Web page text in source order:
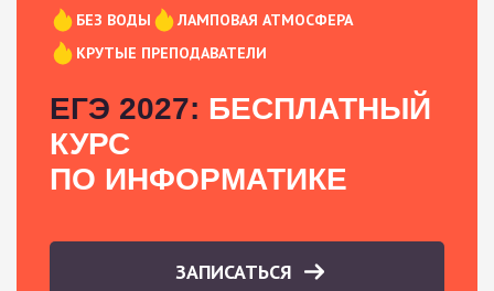
БЕЗ ВОДЫ
ЛАМПОВАЯ АТМОСФЕРА
КРУТЫЕ ПРЕПОДАВАТЕЛИ
ЕГЭ 2027: БЕСПЛАТНЫЙ
КУРС
ПО ИНФОРМАТИКЕ
ЗАПИСАТЬСЯ